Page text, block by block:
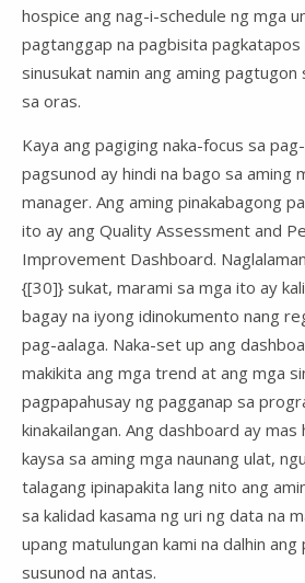
hospice ang nag-i-schedule ng mga
pagtanggap na pagbisita
sinusukat namin ang aming
sa oras.
Kaya ang pagiging naka-focus sa
pagsunod ay hindi na bago sa aming
manager. Ang aming pinakabagong
ito ay ang Quality Assessment and
Improvement Dashboard.
{[30]} sukat, marami sa mga ito ay
bagay na iyong idinokumento nang
pag-aalaga. Naka-set up ang
makikita ang mga trend at ang mga
pagpapahusay ng pagganap sa
kinakailangan. Ang dashboard ay
kaysa sa aming mga naunang ulat,
talagang ipinapakita lang nito ang
sa kalidad kasama ng uri ng data na
upang matulungan kami na dalhin ang
susunod na antas.